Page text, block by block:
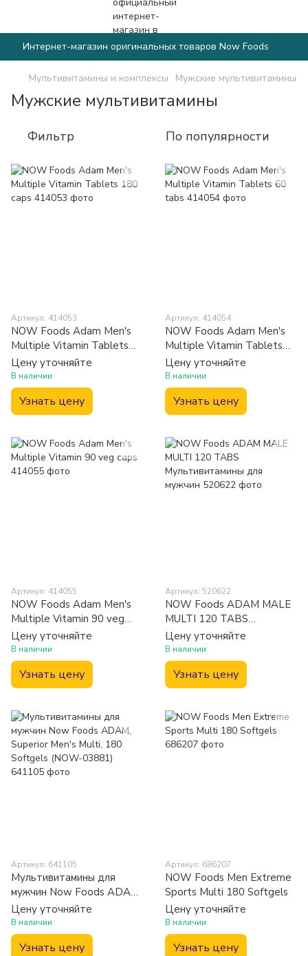
Интернет-магазин оригинальных товаров Now Foods
Мультивитамины и комплексы Мужские мультивитамины
Мужские мультивитамины
Фильтр По популярности
Артикул: 414053
NOW Foods Adam Men's
Multiple Vitamin Tablets
180 caps
Цену уточняйте
В наличии
Узнать цену
Артикул: 414054
NOW Foods Adam Men's
Multiple Vitamin Tablets
60 tabs
Цену уточняйте
В наличии
Узнать цену
Артикул: 414055
NOW Foods Adam Men's
Multiple Vitamin 90 veg
caps
Цену уточняйте
В наличии
Узнать цену
Артикул: 520622
NOW Foods ADAM MALE
MULTI 120 TABS
Мультивитамины для
мужчин
Цену уточняйте
В наличии
Узнать цену
Артикул: 641105
Мультивитамины для
мужчин Now Foods ADAM,
Superior Men's Multi, 180
Softgels (NOW-03881)
Цену уточняйте
В наличии
Узнать цену
Артикул: 686207
NOW Foods Men Extreme
Sports Multi 180 Softgels
Цену уточняйте
В наличии
Узнать цену